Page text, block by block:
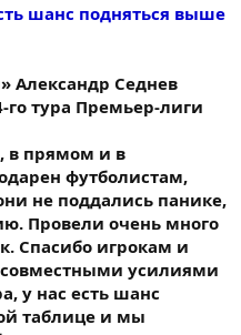
шанс подняться выше
Александр Седнев
тура Премьер-лиги
в прямом и в
футболистам,
не поддались панике,
Провели очень много
Спасибо игрокам и
усилиями
у нас есть шанс
таблице и мы